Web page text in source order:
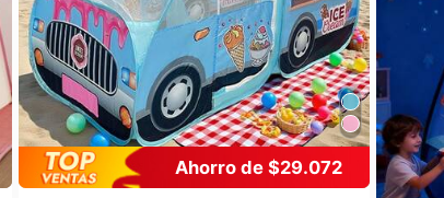
Ahorro de $29.072